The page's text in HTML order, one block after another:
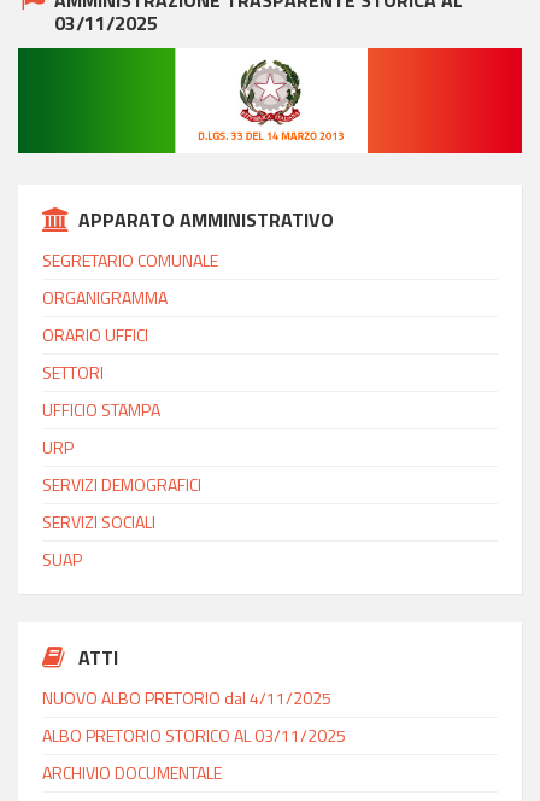
03/11/2025
APPARATO AMMINISTRATIVO
SEGRETARIO COMUNALE
ORGANIGRAMMA
ORARIO UFFICI
SETTORI
UFFICIO STAMPA
URP
SERVIZI DEMOGRAFICI
SERVIZI SOCIALI
SUAP
ATTI
NUOVO ALBO PRETORIO dal 4/11/2025
ALBO PRETORIO STORICO AL 03/11/2025
ARCHIVIO DOCUMENTALE